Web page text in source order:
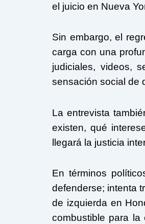
el juicio en Nueva
Sin embargo, el
carga con una
judiciales, videos,
sensación social de
La entrevista
existen, qué
llegará la justicia
En términos
defenderse; intenta
de izquierda en
combustible para